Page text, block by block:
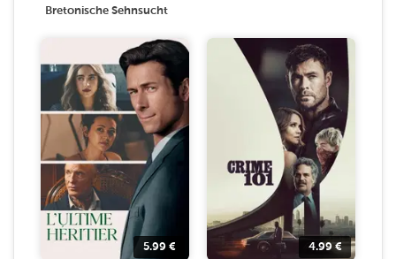
Bretonische Sehnsucht
5.99 € 4.99€